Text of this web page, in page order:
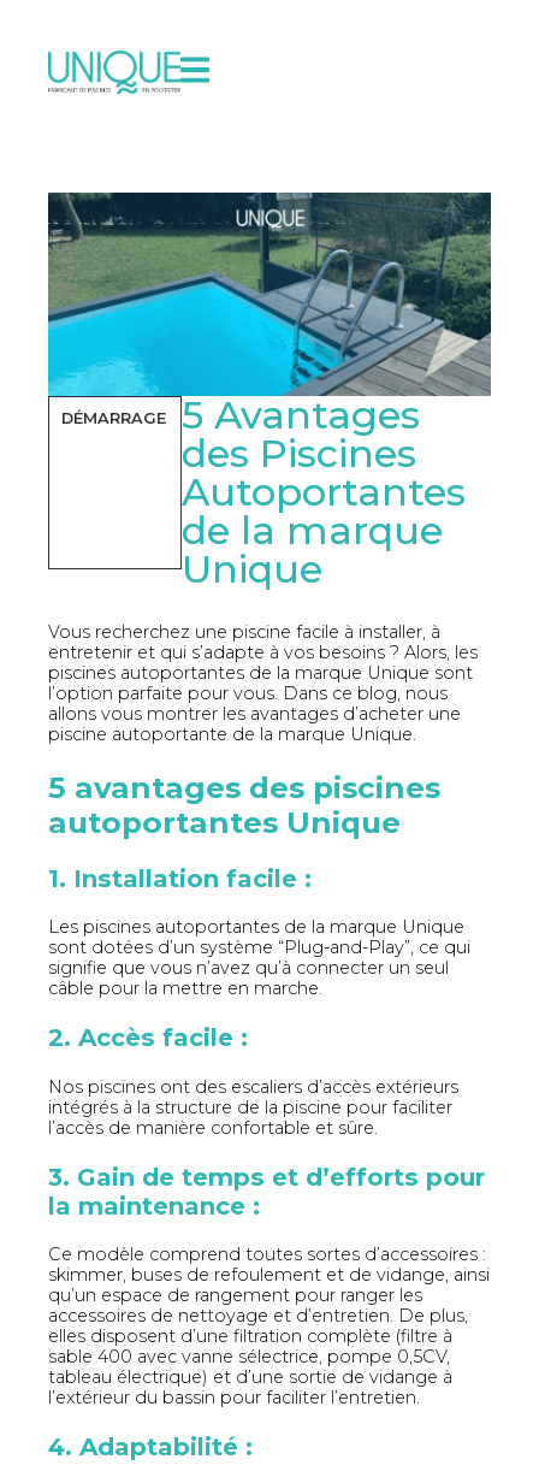
DÉMARRAGE
5 Avantages
des Piscines
Autoportantes
de la marque
Unique
Vous recherchez une piscine facile à installer, à
entretenir et qui s’adapte à vos besoins ? Alors, les
piscines autoportantes de la marque Unique sont
l’option parfaite pour vous. Dans ce blog, nous
allons vous montrer les avantages d’acheter une
piscine autoportante de la marque Unique.
5 avantages des piscines
autoportantes Unique
1. Installation facile :
Les piscines autoportantes de la marque Unique
sont dotées d’un système “Plug-and-Play”, ce qui
signifie que vous n’avez qu’à connecter un seul
câble pour la mettre en marche.
2. Accès facile :
Nos piscines ont des escaliers d’accès extérieurs
intégrés à la structure de la piscine pour faciliter
l’accès de manière confortable et sûre.
3. Gain de temps et d’efforts pour
la maintenance :
Ce modèle comprend toutes sortes d’accessoires :
skimmer, buses de refoulement et de vidange, ainsi
qu’un espace de rangement pour ranger les
accessoires de nettoyage et d’entretien. De plus,
elles disposent d’une filtration complète (filtre à
sable 400 avec vanne sélectrice, pompe 0,5CV,
tableau électrique) et d’une sortie de vidange à
l’extérieur du bassin pour faciliter l’entretien.
4. Adaptabilité :